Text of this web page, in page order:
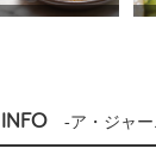
-ア・ジャ